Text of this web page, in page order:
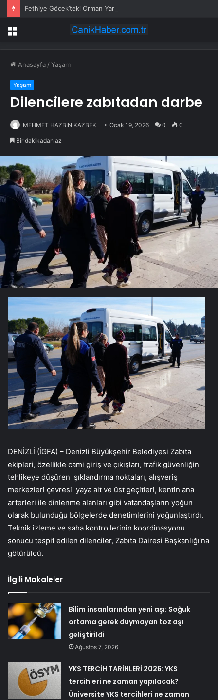
Menü
Anasayfa /Yaşam
Yaşam
Dilencilere zabıtadan darbe
MEHMET HAZBİN KAZBEK Ocak 19, 2026 0 0
Bir dakikadan az
DENİZLİ (İGFA) – Denizli Büyükşehir Belediyesi Zabıta
ekipleri, özellikle cami giriş ve çıkışları, trafik güvenliğini
tehlikeye düşüren ışıklandırma noktaları, alışveriş
merkezleri çevresi, yaya alt ve üst geçitleri, kentin ana
arterleri ile dinlenme alanları gibi vatandaşların yoğun
olarak bulunduğu bölgelerde denetimlerini yoğunlaştırdı.
Teknik izleme ve saha kontrollerinin koordinasyonu
sonucu tespit edilen dilenciler, Zabıta Dairesi Başkanlığı’na
götürüldü.
İlgili Makaleler
Bilim insanlarından yeni aşı: Soğuk
ortama gerek duymayan toz aşı
geliştirildi
Ağustos 7, 2026
YKS TERCİH TARİHLERİ 2026: YKS
tercihleri ne zaman yapılacak?
Üniversite YKS tercihleri ne zaman